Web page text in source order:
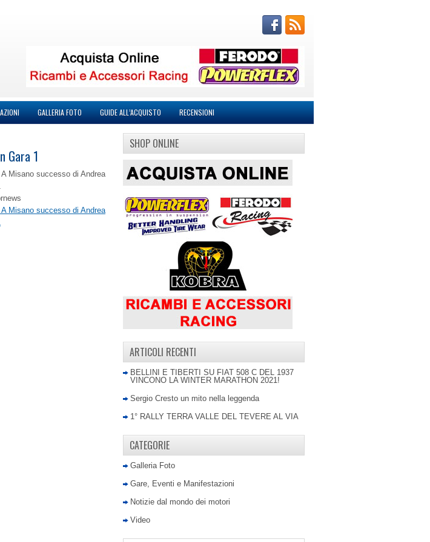
GALLERIA FOTO GUIDE ALL’ACQUISTO RECENSIONI
Gara 1
Misano successo di Andrea
Misano successo di Andrea
SHOP ONLINE
ARTICOLI RECENTI
BELLINI E TIBERTI SU FIAT 508 C DEL 1937
VINCONO LA WINTER MARATHON 2021!
Sergio Cresto un mito nella leggenda
1° RALLY TERRA VALLE DEL TEVERE AL VIA
CATEGORIE
Galleria Foto
Gare, Eventi e Manifestazioni
Notizie dal mondo dei motori
Video